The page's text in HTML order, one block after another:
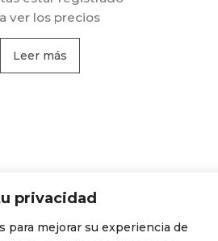
privacidad
para mejorar su experiencia de
ver los precios
Leer más